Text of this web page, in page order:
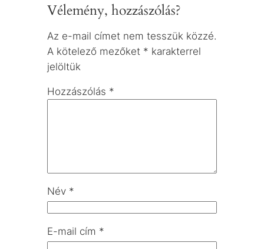
Vélemény, hozzászólás?
Az e-mail címet nem tesszük közzé.
A kötelező mezőket * karakterrel
jelöltük
Hozzászólás *
Név *
E-mail cím *